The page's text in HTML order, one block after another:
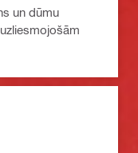
un dūmu